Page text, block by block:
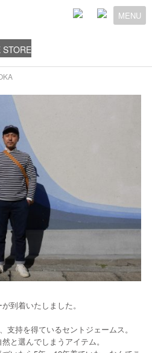
MENU
STORE
到着いたしました。
支持を得ているセントジェームス。
と選んでしまうアイテム。